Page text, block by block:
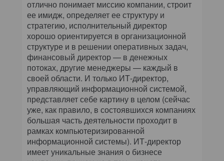
отлично понимает миссию компании, строит
ее имидж, определяет ее структуру и
стратегию, исполнительный директор
хорошо ориентируется в организационной
структуре и в решении оперативных задач,
финансовый директор — в денежных
потоках, другие менеджеры — каждый в
своей области. И только ИТ-директор,
управляющий информационной системой,
представляет себе картину в целом (сейчас
уже, как правило, в состоявшихся компаниях
большая часть деятельности проходит в
рамках компьютеризированной
информационной системы). ИТ-директор
имеет уникальные знания о бизнесе